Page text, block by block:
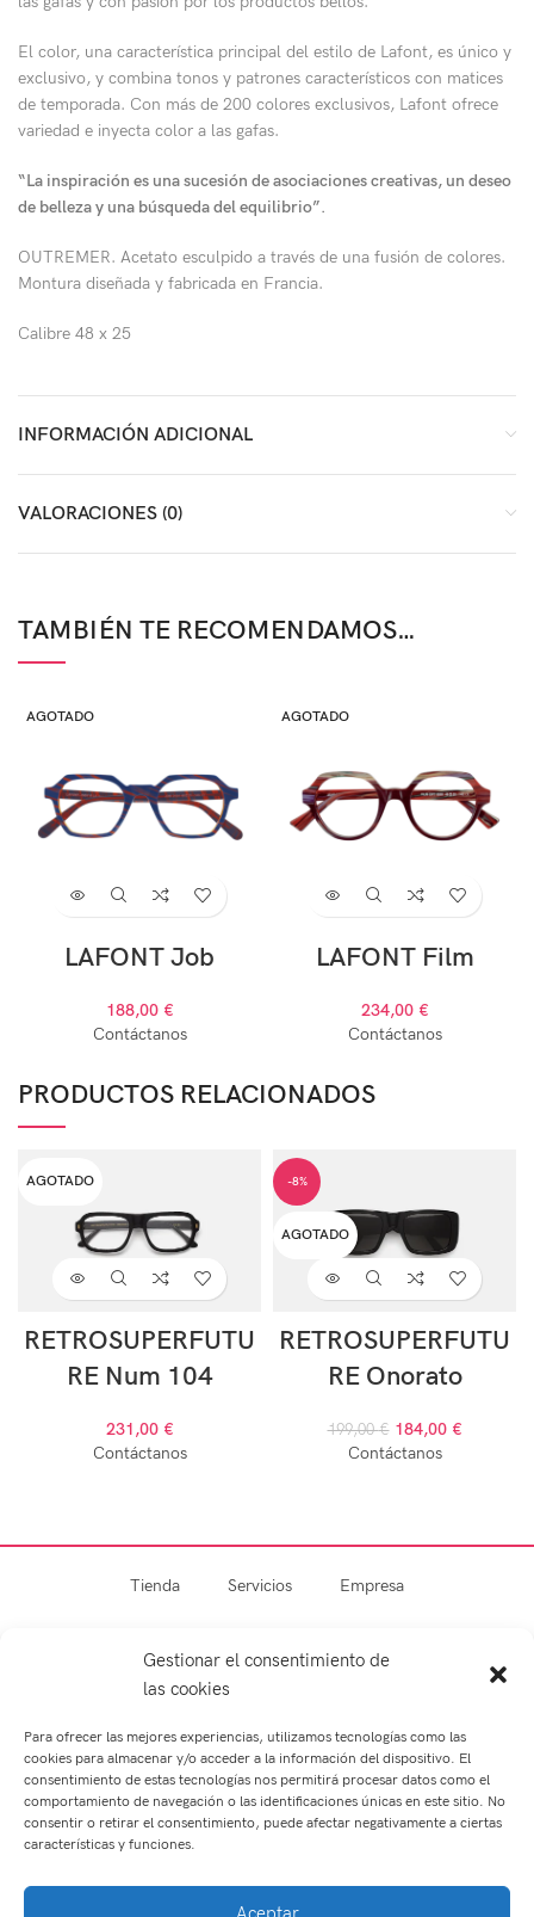
Gestionar el consentimiento de
las cookies
Para ofrecer las mejores experiencias, utilizamos tecnologías como las
cookies para almacenar y/o acceder a la información del dispositivo. El
consentimiento de estas tecnologías nos permitirá procesar datos como el
comportamiento de navegación o las identificaciones únicas en este sitio. No
consentir o retirar el consentimiento, puede afectar negativamente a ciertas
características y funciones.
El color, una característica principal del estilo de Lafont, es único y
exclusivo, y combina tonos y patrones característicos con matices
de temporada. Con más de 200 colores exclusivos, Lafont ofrece
variedad e inyecta color a las gafas.
“La inspiración es una sucesión de asociaciones creativas, un deseo
de belleza y una búsqueda del equilibrio”.
OUTREMER. Acetato esculpido a través de una fusión de colores.
Montura diseñada y fabricada en Francia.
Calibre 48 x 25
INFORMACIÓN ADICIONAL
VALORACIONES (0)
TAMBIÉN TE RECOMENDAMOS…
AGOTADO
LAFONT Job
188,00 €
Contáctanos
AGOTADO
LAFONT Film
234,00 €
Contáctanos
PRODUCTOS RELACIONADOS
AGOTADO
RETROSUPERFUTU
RE Num 104
231,00 €
Contáctanos
-8%
AGOTADO
RETROSUPERFUTU
RE Onorato
199,00€ 184,00 €
Contáctanos
Tienda Servicios Empresa
Optometría
Contactología